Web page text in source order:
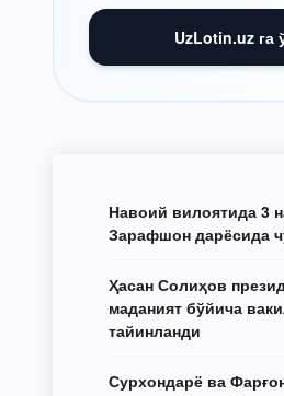
UzLotin.uz га
Навоий вилоятида 3
Зарафшон дарёсида
Ҳасан Солиҳов
маданият бўйича
тайинланди
Сурхондарё ва